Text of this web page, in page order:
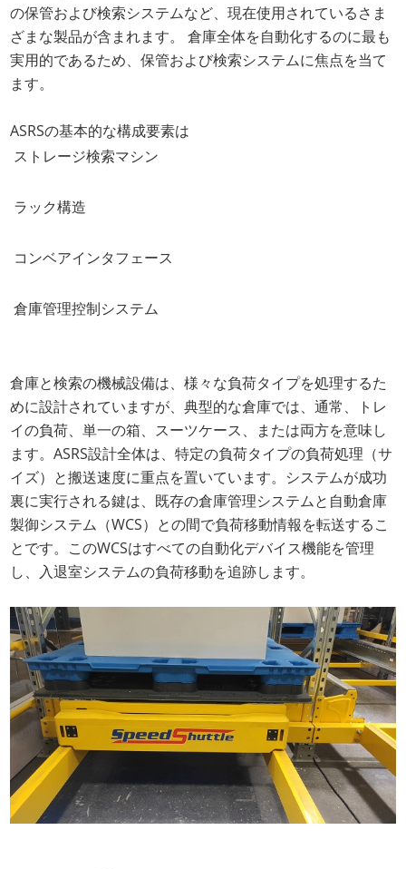
の保管および検索システムなど、現在使用されているさま
ざまな製品が含まれます。 倉庫全体を自動化するのに最も
実用的であるため、保管および検索システムに焦点を当て
ます。
ASRSの基本的な構成要素は
ストレージ検索マシン
ラック構造
コンベアインタフェース
倉庫管理控制システム
倉庫と検索の機械設備は、様々な負荷タイプを処理するた
めに設計されていますが、典型的な倉庫では、通常、トレ
イの負荷、単一の箱、スーツケース、または両方を意味し
ます。ASRS設計全体は、特定の負荷タイプの負荷処理（サ
イズ）と搬送速度に重点を置いています。システムが成功
裏に実行される鍵は、既存の倉庫管理システムと自動倉庫
製御システム（WCS）との間で負荷移動情報を転送するこ
とです。このWCSはすべての自動化デバイス機能を管理
し、入退室システムの負荷移動を追跡します。